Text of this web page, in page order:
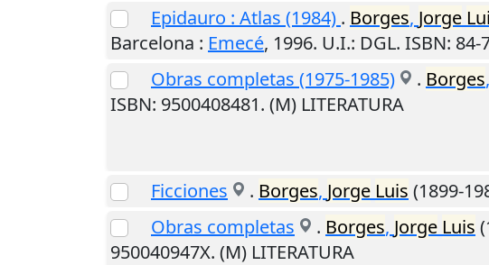
Epidauro : Atlas (1984) . Borges, Jorge
Barcelona : Emecé, 1996. U.I.: DGL. ISBN: 84-
Obras completas (1975-1985)
. Borges,
ISBN: 9500408481. (M) LITERATURA
Ficciones . Borges, Jorge Luis (1899-
Obras completas
. Borges, Jorge Luis
950040947X. (M) LITERATURA